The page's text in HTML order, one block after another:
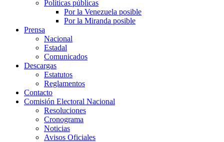
Políticas públicas
Por la Venezuela posible
Por la Miranda posible
Prensa
Nacional
Estadal
Comunicados
Descargas
Estatutos
Reglamentos
Contacto
Comisión Electoral Nacional
Resoluciones
Cronograma
Noticias
Avisos Oficiales